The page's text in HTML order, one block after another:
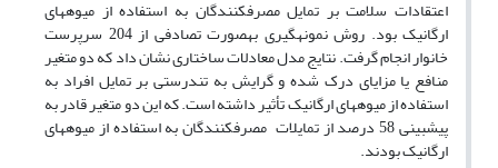
اعتقادات سلامت بر تمایل مصرف­کنندگان به استفاده از میوه­های
ارگانیک بود. روش نمونه­گیری به­صورت تصادفی از 204 سرپرست
خانوار انجام گرفت. نتایج مدل معادلات ساختاری نشان داد که دو متغیر
منافع یا مزایای درک شده و گرایش به تندرستی بر تمایل افراد به
استفاده از میوه­های ارگانیک تأثیر داشته است. که این دو متغیر قادر به
پیش­بینی 58 درصد از تمایلات مصرف­کنندگان به استفاده از میوه­های
ارگانیک بودند.